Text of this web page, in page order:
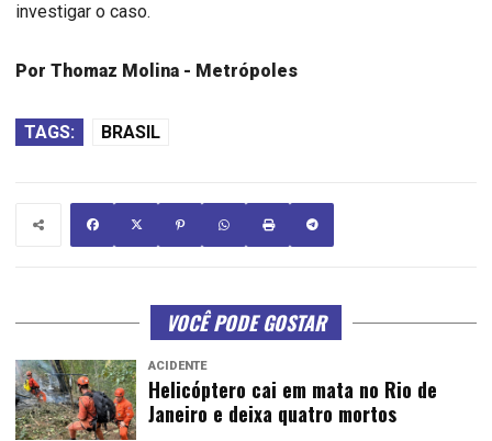
investigar o caso.
Por Thomaz Molina - Metrópoles
TAGS: BRASIL
VOCÊ PODE GOSTAR
ACIDENTE
Helicóptero cai em mata no Rio de
Janeiro e deixa quatro mortos